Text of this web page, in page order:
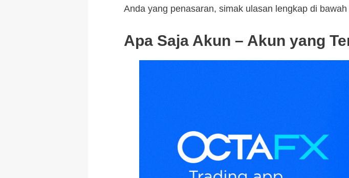
Anda yang penasaran, simak ulasan lengkap di bawah
Apa Saja Akun – Akun yang